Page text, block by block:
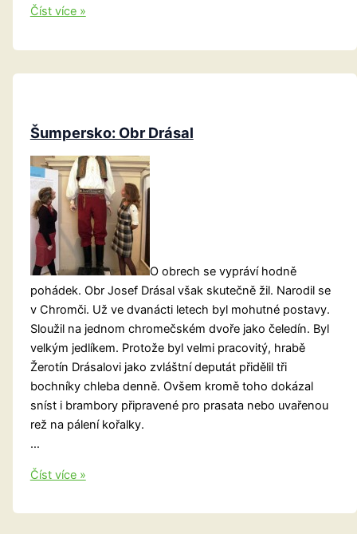
Sirotek
Radhošti
Číst více »
Šumpersko: Obr Drásal
O obrech se vypráví hodně
pohádek. Obr Josef Drásal však skutečně žil. Narodil se
v Chromči. Už ve dvanácti letech byl mohutné postavy.
Sloužil na jednom chromečském dvoře jako čeledín. Byl
velkým jedlíkem. Protože byl velmi pracovitý, hrabě
Žerotín Drásalovi jako zvláštní deputát přidělil tři
bochníky chleba denně. Ovšem kromě toho dokázal
sníst i brambory připravené pro prasata nebo uvařenou
rež na pálení kořalky.
…
Šumpersko:
Drásal
Číst více »